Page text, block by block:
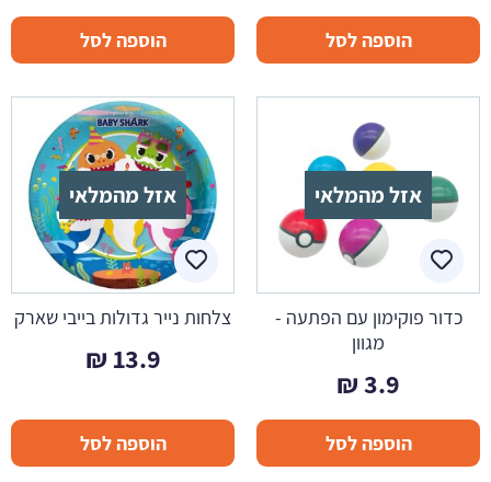
הוספה לסל הוספה לסל
אזל מהמלאי
כדור פוקימון עם הפתעה -
מגוון
3.9
₪
הוספה לסל
אזל מהמלאי
צלחות נייר גדולות בייבי שארק
13.9
₪
הוספה לסל